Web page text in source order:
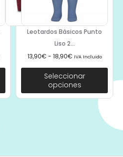
Leotardos Básicos Punto
Liso 2...
13,90€ - 18,90€ IVA Incluido
Seleccionar
opciones